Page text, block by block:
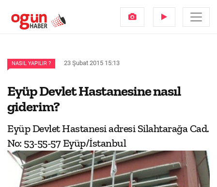
NASIL YAPILIR ? 23 Şubat 2015 15:13
Eyüp Devlet Hastanesine nasıl
giderim?
Eyüp Devlet Hastanesi adresi Silahtarağa Cad.
No: 53-55-57 Eyüp/İstanbul